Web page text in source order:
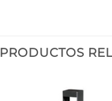
PRODUCTOS